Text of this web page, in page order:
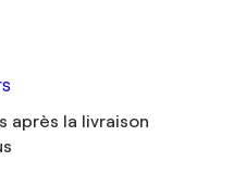
après la livraison